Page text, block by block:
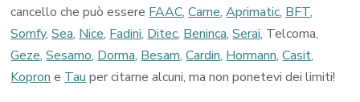
cancello che può essere FAAC,Came,Aprimatic, BFT,
Somfy,Sea, Nice, Fadini, Ditec, Beninca,Serai, Telcoma,
Geze,Sesamo, Dorma, Besam,Cardin, Hormann,Casit,
Kopron e Tau per citarne alcuni, ma non ponetevi dei limiti!